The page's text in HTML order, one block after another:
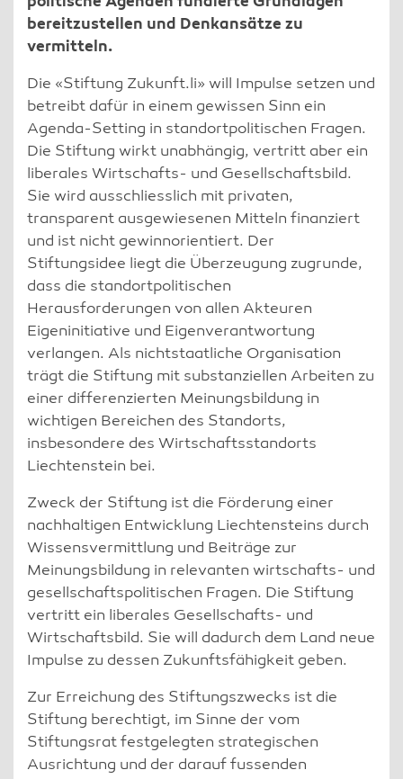
bereitzustellen und Denkansätze zu
vermitteln.
Die «Stiftung Zukunft.li» will Impulse setzen und
betreibt dafür in einem gewissen Sinn ein
Agenda-Setting in standortpolitischen Fragen.
Die Stiftung wirkt unabhängig, vertritt aber ein
liberales Wirtschafts- und Gesellschaftsbild.
Sie wird ausschliesslich mit privaten,
transparent ausgewiesenen Mitteln finanziert
und ist nicht gewinnorientiert. Der
Stiftungsidee liegt die Überzeugung zugrunde,
dass die standortpolitischen
Herausforderungen von allen Akteuren
Eigeninitiative und Eigenverantwortung
verlangen. Als nichtstaatliche Organisation
trägt die Stiftung mit substanziellen Arbeiten zu
einer differenzierten Meinungsbildung in
wichtigen Bereichen des Standorts,
insbesondere des Wirtschaftsstandorts
Liechtenstein bei.
Zweck der Stiftung ist die Förderung einer
nachhaltigen Entwicklung Liechtensteins durch
Wissensvermittlung und Beiträge zur
Meinungsbildung in relevanten wirtschafts- und
gesellschaftspolitischen Fragen. Die Stiftung
vertritt ein liberales Gesellschafts- und
Wirtschaftsbild. Sie will dadurch dem Land neue
Impulse zu dessen Zukunftsfähigkeit geben.
Zur Erreichung des Stiftungszwecks ist die
Stiftung berechtigt, im Sinne der vom
Stiftungsrat festgelegten strategischen
Ausrichtung und der darauf fussenden